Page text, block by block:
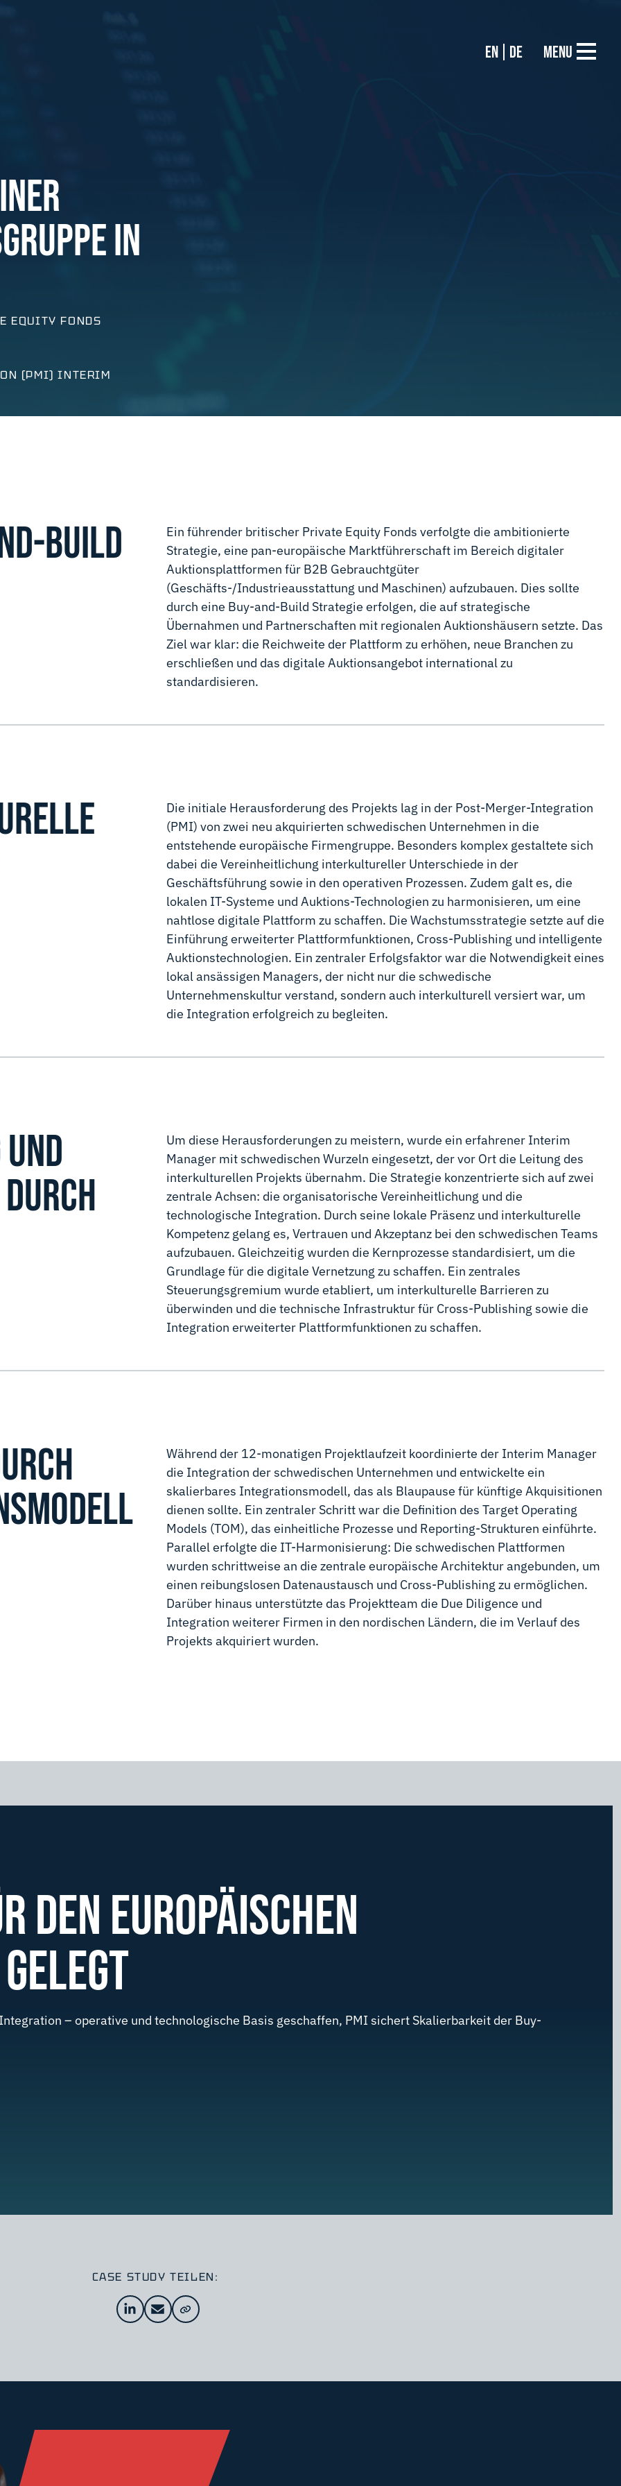
EN DE Menu
IN
EQUITY FONDS
(PMI) INTERIM
BUILD
Ein führender britischer Private Equity Fonds verfolgte die ambitionierte
Strategie, eine pan-europäische Marktführerschaft im Bereich digitaler
Auktionsplattformen für B2B Gebrauchtgüter
(Geschäfts-/Industrieausstattung und Maschinen) aufzubauen. Dies sollte
durch eine Buy-and-Build Strategie erfolgen, die auf strategische
Übernahmen und Partnerschaften mit regionalen Auktionshäusern setzte. Das
Ziel war klar: die Reichweite der Plattform zu erhöhen, neue Branchen zu
erschließen und das digitale Auktionsangebot international zu
standardisieren.
Die initiale Herausforderung des Projekts lag in der Post-Merger-Integration
(PMI) von zwei neu akquirierten schwedischen Unternehmen in die
entstehende europäische Firmengruppe. Besonders komplex gestaltete sich
dabei die Vereinheitlichung interkultureller Unterschiede in der
Geschäftsführung sowie in den operativen Prozessen. Zudem galt es, die
lokalen IT-Systeme und Auktions-Technologien zu harmonisieren, um eine
nahtlose digitale Plattform zu schaffen. Die Wachstumsstrategie setzte auf die
Einführung erweiterter Plattformfunktionen, Cross-Publishing und intelligente
Auktionstechnologien. Ein zentraler Erfolgsfaktor war die Notwendigkeit eines
lokal ansässigen Managers, der nicht nur die schwedische
Unternehmenskultur verstand, sondern auch interkulturell versiert war, um
die Integration erfolgreich zu begleiten.
Um diese Herausforderungen zu meistern, wurde ein erfahrener Interim
Manager mit schwedischen Wurzeln eingesetzt, der vor Ort die Leitung des
interkulturellen Projekts übernahm. Die Strategie konzentrierte sich auf zwei
zentrale Achsen: die organisatorische Vereinheitlichung und die
technologische Integration. Durch seine lokale Präsenz und interkulturelle
Kompetenz gelang es, Vertrauen und Akzeptanz bei den schwedischen Teams
aufzubauen. Gleichzeitig wurden die Kernprozesse standardisiert, um die
Grundlage für die digitale Vernetzung zu schaffen. Ein zentrales
Steuerungsgremium wurde etabliert, um interkulturelle Barrieren zu
überwinden und die technische Infrastruktur für Cross-Publishing sowie die
Integration erweiterter Plattformfunktionen zu schaffen.
Während der 12-monatigen Projektlaufzeit koordinierte der Interim Manager
die Integration der schwedischen Unternehmen und entwickelte ein
skalierbares Integrationsmodell, das als Blaupause für künftige Akquisitionen
dienen sollte. Ein zentraler Schritt war die Definition des Target Operating
Models (TOM), das einheitliche Prozesse und Reporting-Strukturen einführte.
Parallel erfolgte die IT-Harmonisierung: Die schwedischen Plattformen
wurden schrittweise an die zentrale europäische Architektur angebunden, um
einen reibungslosen Datenaustausch und Cross-Publishing zu ermöglichen.
Darüber hinaus unterstützte das Projektteam die Due Diligence und
Integration weiterer Firmen in den nordischen Ländern, die im Verlauf des
Projekts akquiriert wurden.
DEN EUROPÄISCHEN
– operative und technologische Basis geschaffen, PMI sichert Skalierbarkeit der Buy-
CASE STUDY TEILEN: